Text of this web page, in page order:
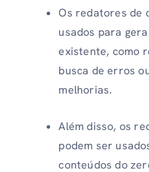
Os redatores de
usados ​​para
existente, como
busca de erros
melhorias.
Além disso, os
podem ser
conteúdos do